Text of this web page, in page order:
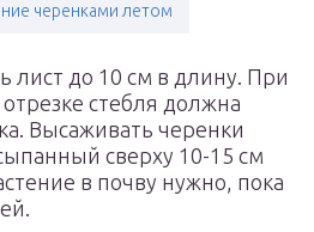
черенками летом
лист до 10 см в длину. При
стебля должна
Высаживать черенки
сверху 10-15 см
в почву нужно, пока